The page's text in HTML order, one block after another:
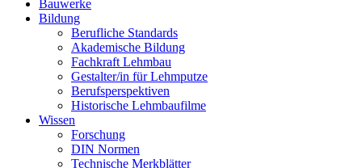
Bauwerke
Bildung
Berufliche Standards
Akademische Bildung
Fachkraft Lehmbau
Gestalter/in für Lehmputze
Berufsperspektiven
Historische Lehmbaufilme
Wissen
Forschung
DIN Normen
Technische Merkblätter